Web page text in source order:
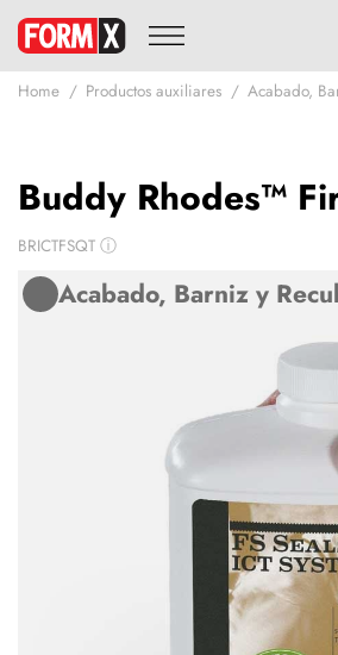
Home Productos auxiliares Acabado,
Buddy Rhodes™
BRICTFSQT ⓘ
Acabado, Barniz y